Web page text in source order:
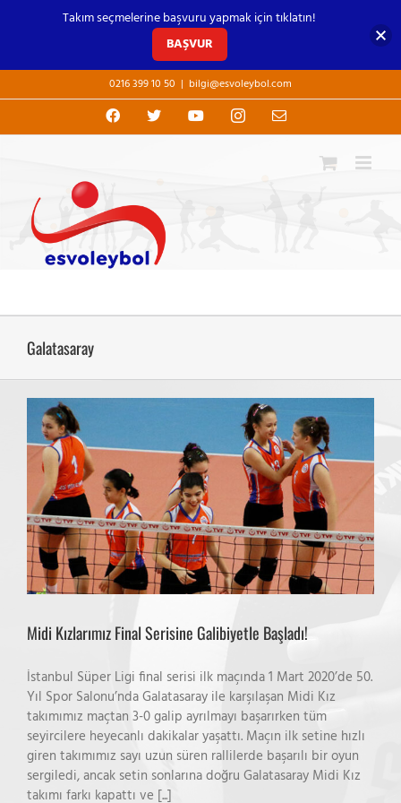
to
0216 399 10 50 | bilgi@esvoleybol.com
Facebook
X YouTubeInstagram
E-
Galatasaray
Midi Kızlarımız Final Serisine Galibiyetle Başladı!
İstanbul Süper Ligi final serisi ilk maçında 1 Mart 2020’de 50.
Yıl Spor Salonu’nda Galatasaray ile karşılaşan Midi Kız
takımımız maçtan 3-0 galip ayrılmayı başarırken tüm
seyircilere heyecanlı dakikalar yaşattı. Maçın ilk setine hızlı
giren takımımız sayı uzun süren rallilerde başarılı bir oyun
sergiledi, ancak setin sonlarına doğru Galatasaray Midi Kız
takımı farkı kapattı ve [...]
Takım seçmelerine başvuru yapmak için tıklatın!
BAŞVUR